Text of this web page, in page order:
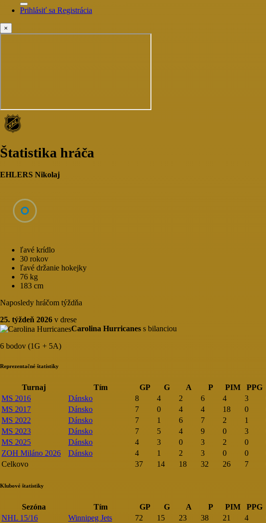
Prihlásiť sa Registrácia
×
Štatistika hráča
EHLERS Nikolaj
ľavé krídlo
30 rokov
ľavé držanie hokejky
76 kg
183 cm
Naposledy hráčom týždňa
25. týždeň 2026 v drese
Carolina Hurricanes s bilanciou
6 bodov (1G + 5A)
Reprezentačné štatistiky
Turnaj Tím GP G A P PIM PPG
MS 2016
Dánsko 8 4 2 6 4 3
MS 2017
Dánsko 7 0 4 4 18 0
MS 2022
Dánsko 7 1 6 7 2 1
MS 2023
Dánsko 7 5 4 9 0 3
MS 2025
Dánsko 4 3 0 3 2 0
ZOH Miláno 2026
Dánsko 4 1 2 3 0 0
Celkovo
37 14 18 32 26 7
Klubové štatistiky
Sezóna Tím GP G A P PIM PPG
NHL 15/16
Winnipeg Jets 72 15 23 38 21 4